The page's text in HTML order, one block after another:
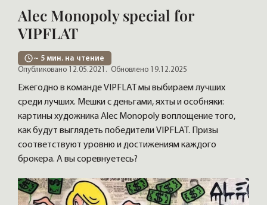
Alec Monopoly special for
VIPFLAT
~ 5 мин. на чтение
Опубликовано 12.05.2021. Обновлено 19.12.2025
Ежегодно в команде VIPFLAT мы выбираем лучших
среди лучших. Мешки с деньгами, яхты и особняки:
картины художника Alec Monopoly воплощение того,
как будут выглядеть победители VIPFLAT. Призы
соответствуют уровню и достижениям каждого
брокера. А вы соревнуетесь?